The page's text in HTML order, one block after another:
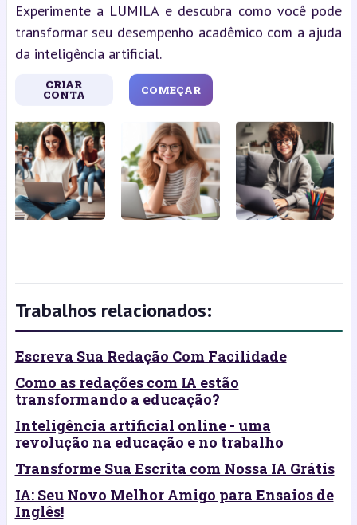
Experimente a LUMILA e descubra como você pode
transformar seu desempenho acadêmico com a ajuda
da inteligência artificial.
CRIAR
CONTA COMEÇAR
Trabalhos relacionados:
Escreva Sua Redação Com Facilidade
Como as redações com IA estão
transformando a educação?
Inteligência artificial online - uma
revolução na educação e no trabalho
Transforme Sua Escrita com Nossa IA Grátis
IA: Seu Novo Melhor Amigo para Ensaios de
Inglês!